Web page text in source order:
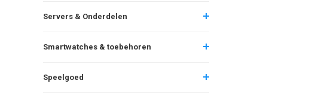
Servers & Onderdelen
Smartwatches & toebehoren
Speelgoed